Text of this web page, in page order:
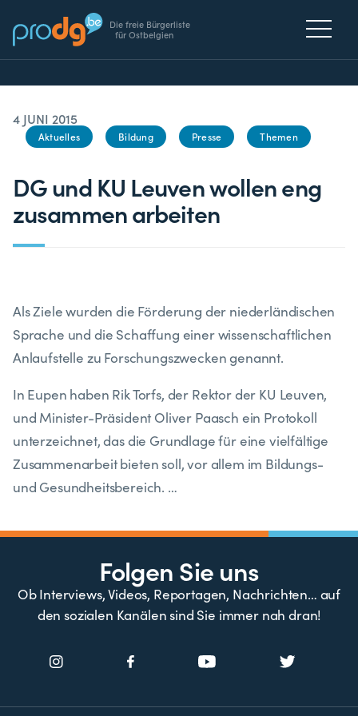
Die freie Bürgerliste
für Ostbelgien
4 JUNI 2015
Aktuelles Bildung Presse Themen
DG und KU Leuven wollen eng
zusammen arbeiten
Als Ziele wurden die Förderung der niederländischen
Sprache und die Schaffung einer wissenschaftlichen
Anlaufstelle zu Forschungszwecken genannt.
In Eupen haben Rik Torfs, der Rektor der KU Leuven,
und Minister-Präsident Oliver Paasch ein Protokoll
unterzeichnet, das die Grundlage für eine vielfältige
Zusammenarbeit bieten soll, vor allem im Bildungs-
und Gesundheitsbereich. …
Folgen Sie uns
Ob Interviews, Videos, Reportagen, Nachrichten… auf
den sozialen Kanälen sind Sie immer nah dran!